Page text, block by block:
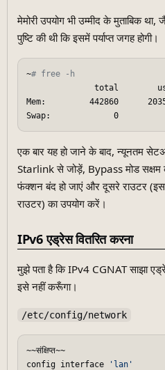
मेमोरी उपयोग भी उम्मीद के मुताबिक
पुष्टि की थी कि इसमें पर्याप्त जगह होगी।
~# free -h
total
Mem:         442860
Swap:             0
एक बार यह हो जाने के बाद, न्यूनतम
Starlink से जोड़ें, Bypass मोड
फंक्शन बंद हो जाएं और दूसरे राउटर
राउटर) का उपयोग करें।
IPv6 एड्रेस वितरित करना
मुझे पता है कि IPv4 CGNAT साझा
इसे नहीं करूँगा।
/etc/config/network
~~संक्षिप्त~~
config interface
'lan'